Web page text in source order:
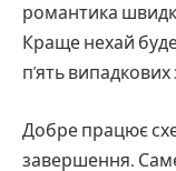
романтика
Краще нехай буде
п’ять
Добре працює
завершення.